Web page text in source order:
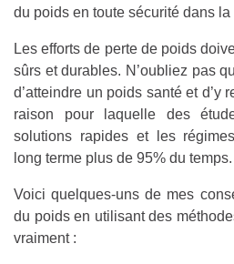
du poids en toute sécurité dans
Les efforts de perte de poids
sûrs et durables. N’oubliez pas
d’atteindre un poids santé et d’y
raison pour laquelle des
solutions rapides et les
long terme plus de 95% du temps.
Voici quelques-uns de mes
du poids en utilisant des
vraiment :